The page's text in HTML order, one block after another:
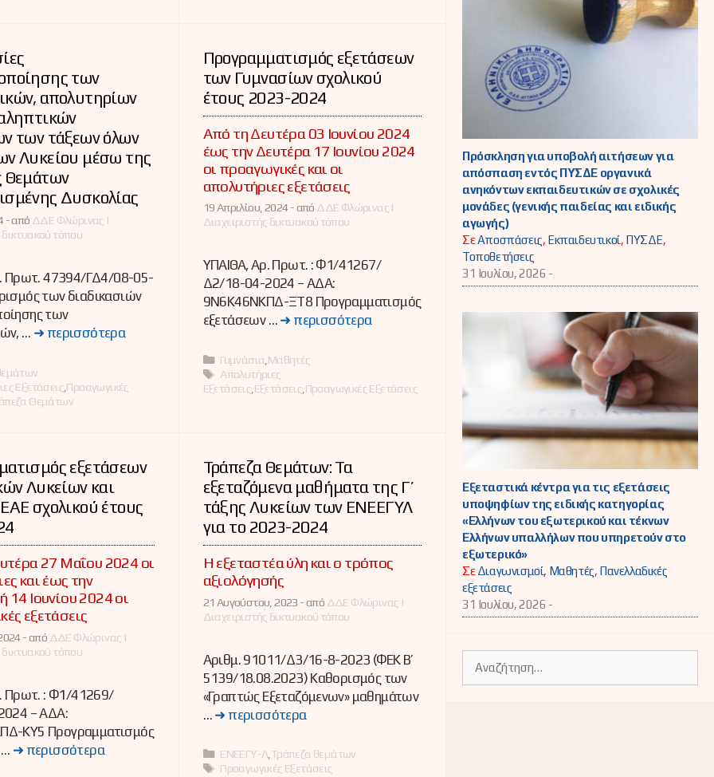
των
απολυτηρίων
των τάξεων όλων
Λυκείου μέσω της
Θεμάτων
Δυσκολίας
-από ΔΔΕ Φλώρινας |
δικτυακού τόπου
Πρωτ. 47394/ΓΔ4/08-05-
των διαδικασιών
των
… ➜ περισσότερα
Εξετάσεις Προαγωγικές
Θεμάτων
Προγραμματισμός εξετάσεων
των Γυμνασίων σχολικού
έτους 2023-2024
Από τη Δευτέρα 03 Ιουνίου 2024
έως την Δευτέρα 17 Ιουνίου 2024
οι προαγωγικές και οι
απολυτήριες εξετάσεις
19 Απριλίου, 2024 -από ΔΔΕ Φλώρινας |
Διαχειριστής δικτυακού τόπου
ΥΠΑΙΘΑ, Αρ. Πρωτ. : Φ1/41267/
Δ2/18-04-2024 – ΑΔΑ:
9Ν6Κ46ΝΚΠΔ-ΞΤ8 Προγραμματισμός
εξετάσεων … ➜ περισσότερα
Κατηγορίες
Γυμνάσια Μαθητές
Ετικέτες
Απολυτήριες
Εξετάσεις Εξετάσεις Προαγωγικές Εξετάσεις
εξετάσεων
Λυκείων και
σχολικού έτους
27 Μαΐου 2024 οι
και έως την
14 Ιουνίου 2024 οι
εξετάσεις
-από ΔΔΕ Φλώρινας |
δικτυακού τόπου
Πρωτ. : Φ1/41269/
– ΑΔΑ:
ΚΥ5 Προγραμματισμός
… ➜ περισσότερα
Τράπεζα Θεμάτων: Τα
εξεταζόμενα μαθήματα της Γ’
τάξης Λυκείων των ΕΝΕΕΓΥΛ
για το 2023-2024
Η εξεταστέα ύλη και ο τρόπος
αξιολόγησής
21 Αυγούστου, 2023 -από ΔΔΕ Φλώρινας |
Διαχειριστής δικτυακού τόπου
Αριθμ. 91011/Δ3/16-8-2023 (ΦΕΚ B’
5139/18.08.2023) Καθορισμός των
«Γραπτώς Εξεταζόμενων» μαθημάτων
… ➜ περισσότερα
Κατηγορίες
ΕΝΕΕΓΥ-Λ,Τράπεζα θεμάτων
Ετικέτες
Προαγωγικές Εξετάσεις
Πρόσκληση για υποβολή αιτήσεων για
απόσπαση εντός ΠΥΣΔΕ οργανικά
ανηκόντων εκπαιδευτικών σε σχολικές
μονάδες (γενικής παιδείας και ειδικής
αγωγής)
ΣεΑποσπάσεις, Εκπαιδευτικοί, ΠΥΣΔΕ,
Τοποθετήσεις
31 Ιουλίου, 2026 -
Εξεταστικά κέντρα για τις εξετάσεις
υποψηφίων της ειδικής κατηγορίας
«Ελλήνων του εξωτερικού και τέκνων
Ελλήνων υπαλλήλων που υπηρετούν στο
εξωτερικό»
ΣεΔιαγωνισμοί, Μαθητές, Πανελλαδικές
εξετάσεις
31 Ιουλίου, 2026 -
για: